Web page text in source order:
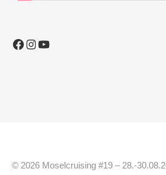
Facebook
Instagram
YouTube
© 2026 Moselcruising #19 – 28.-